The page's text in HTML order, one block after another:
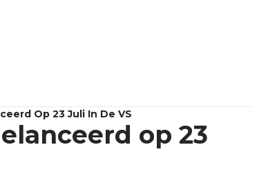
Op 23 Juli In De VS
op 23